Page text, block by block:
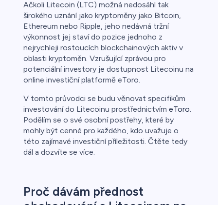
Ačkoli Litecoin (LTC) možná nedosáhl tak
širokého uznání jako kryptoměny jako Bitcoin,
Ethereum nebo Ripple, jeho nedávná tržní
výkonnost jej staví do pozice jednoho z
nejrychleji rostoucích blockchainových aktiv v
oblasti kryptoměn. Vzrušující zprávou pro
potenciální investory je dostupnost Litecoinu na
online investiční platformě eToro.
V tomto průvodci se budu věnovat specifikům
investování do Litecoinu prostřednictvím eToro.
Podělím se o své osobní postřehy, které by
mohly být cenné pro každého, kdo uvažuje o
této zajímavé investiční příležitosti. Čtěte tedy
dál a dozvíte se více.
Proč dávám přednost